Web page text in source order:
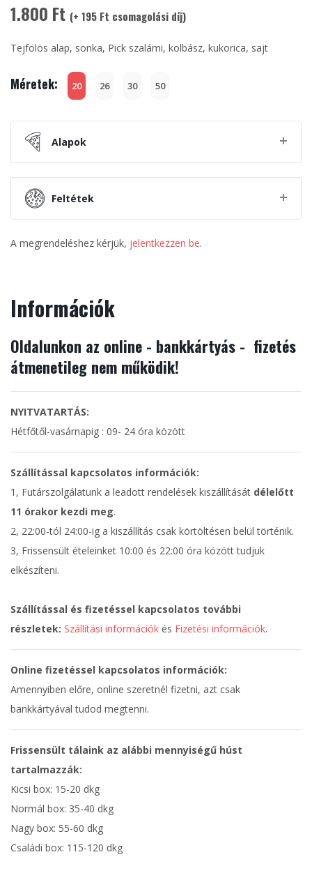
1.800 Ft (+ 195 Ft csomagolási díj)
Tejfölös alap, sonka, Pick szalámi, kolbász, kukorica, sajt
Méretek: 20 26 30 50
Alapok
Feltétek
A megrendeléshez kérjük, jelentkezzen be.
Információk
Oldalunkon az online - bankkártyás - fizetés
átmenetileg nem működik!
NYITVATARTÁS:
Hétfőtől-vasárnapig : 09- 24 óra között
Szállítással kapcsolatos információk:
1, Futárszolgálatunk a leadott rendelések kiszállítását délelőtt
11 órakor kezdi meg.
2, 22:00-tól 24:00-ig a kiszállítás csak körtöltésen belül történik.
3, Frissensült ételeinket 10:00 és 22:00 óra között tudjuk
elkészíteni.
Szállítással és fizetéssel kapcsolatos további
részletek: Szállítási információk és Fizetési információk.
Online fizetéssel kapcsolatos információk:
Amennyiben előre, online szeretnél fizetni, azt csak
bankkártyával tudod megtenni.
Frissensült tálaink az alábbi mennyiségű húst
tartalmazzák:
Kicsi box: 15-20 dkg
Normál box: 35-40 dkg
Nagy box: 55-60 dkg
Családi box: 115-120 dkg